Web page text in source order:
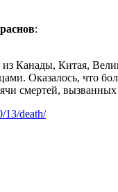
:
Канады, Китая,
Оказалось, что
смертей,
13/death/